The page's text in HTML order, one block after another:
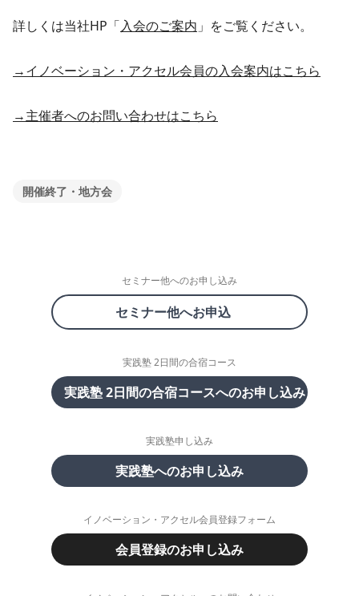
詳しくは当社HP「入会のご案内 」をご覧ください。
→イノベーション・アクセル会員の入会案内はこちら
→主催者へのお問い合わせはこちら
開催終了・地方会
セミナー他へのお申し込み
セミナー他へお申込
実践塾 2日間の合宿コース
実践塾 2日間の合宿コースへのお申し込み
実践塾申し込み
実践塾へのお申し込み
イノベーション・アクセル会員登録フォーム
会員登録のお申し込み